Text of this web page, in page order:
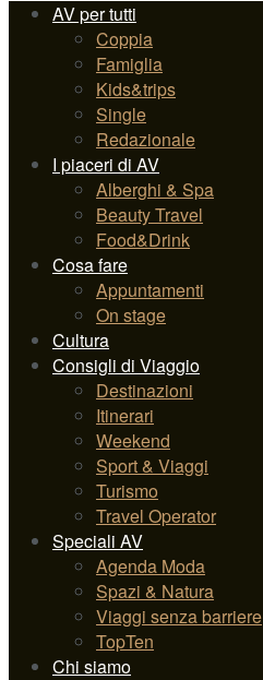
AV per tutti
Coppia
Famiglia
Kids&trips
Single
Redazionale
I piaceri di AV
Alberghi & Spa
Beauty Travel
Food&Drink
Cosa fare
Appuntamenti
On stage
Cultura
Consigli di Viaggio
Destinazioni
Itinerari
Weekend
Sport & Viaggi
Turismo
Travel Operator
Speciali AV
Agenda Moda
Spazi & Natura
Viaggi senza barriere
TopTen
Chi siamo